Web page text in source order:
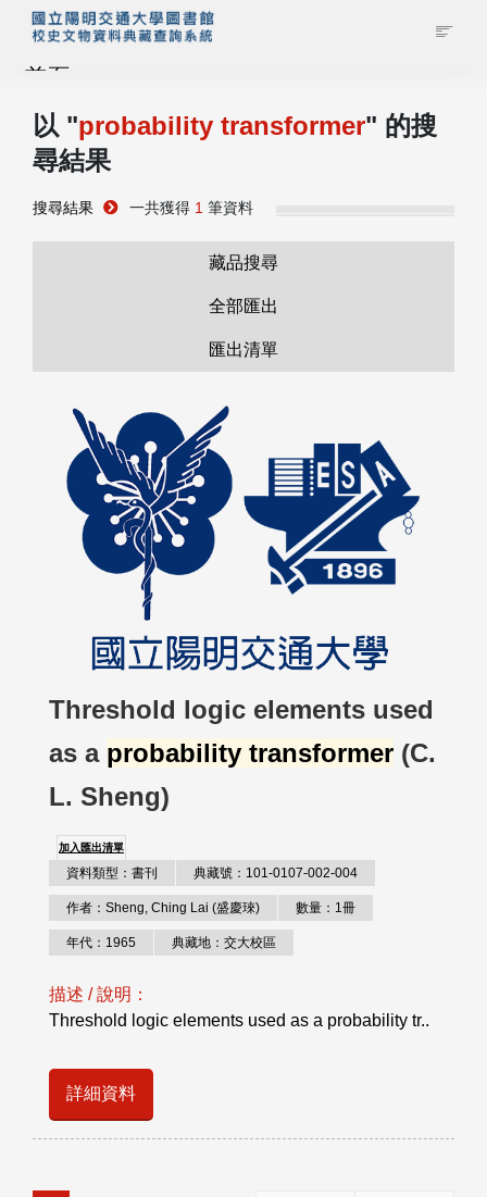
首頁
藏品查詢
校史館簡介
管理者登入
以 "probability transformer" 的搜
尋結果
搜尋結果 一共獲得 1 筆資料
藏品搜尋
全部匯出
匯出清單
Threshold logic elements used
as a probability transformer (C.
L. Sheng)
加入匯出清單
資料類型：書刊 典藏號：101-0107-002-004
作者：Sheng, Ching Lai (盛慶琜) 數量：1冊
年代：1965 典藏地：交大校區
描述 / 說明：
Threshold logic elements used as a probability tr..
詳細資料